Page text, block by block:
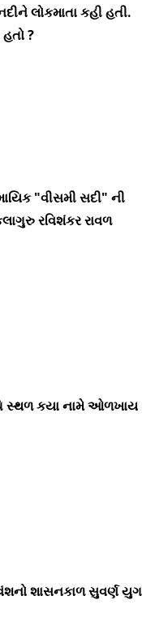
લોકમાતા કહી હતી.
હતો ?
"વીસમી સદી" ની
રવિશંકર રાવળ
સ્થળ કયા નામે ઓળખાય
શાસનકાળ સુવર્ણ યુગ